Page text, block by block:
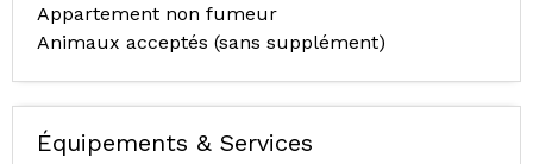
Appartement non fumeur
Animaux acceptés (sans supplément)
Équipements & Services